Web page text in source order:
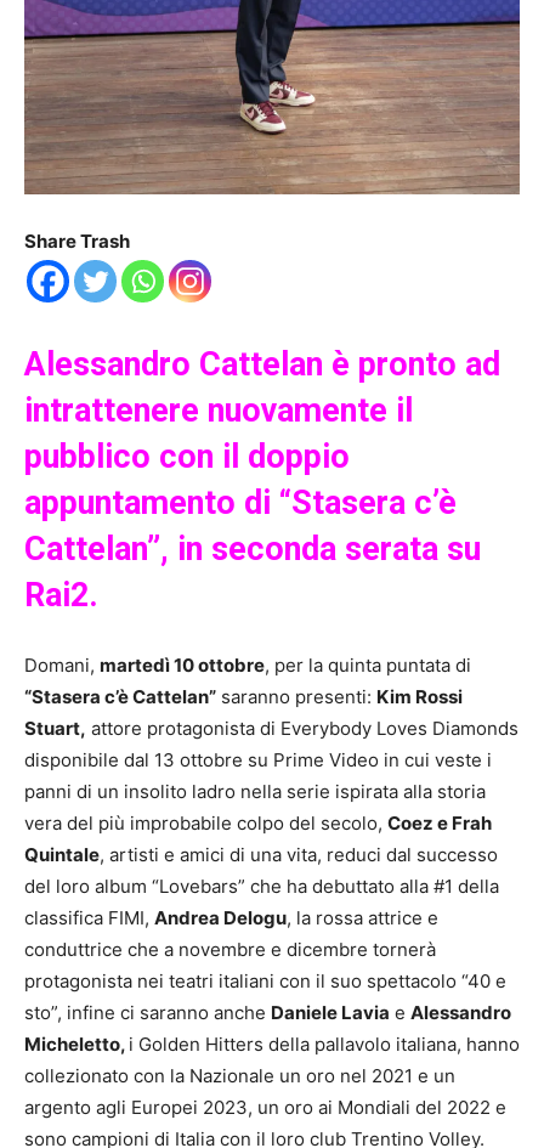
Share Trash
Alessandro Cattelan è pronto ad
intrattenere nuovamente il
pubblico con il doppio
appuntamento di “Stasera c’è
Cattelan”, in seconda serata su
Rai2.
Domani, martedì 10 ottobre, per la quinta puntata di
“Stasera c’è Cattelan” saranno presenti: Kim Rossi
Stuart, attore protagonista di Everybody Loves Diamonds
disponibile dal 13 ottobre su Prime Video in cui veste i
panni di un insolito ladro nella serie ispirata alla storia
vera del più improbabile colpo del secolo, Coez e Frah
Quintale, artisti e amici di una vita, reduci dal successo
del loro album “Lovebars” che ha debuttato alla #1 della
classifica FIMI, Andrea Delogu, la rossa attrice e
conduttrice che a novembre e dicembre tornerà
protagonista nei teatri italiani con il suo spettacolo “40 e
sto”, infine ci saranno anche Daniele Lavia e Alessandro
Micheletto, i Golden Hitters della pallavolo italiana, hanno
collezionato con la Nazionale un oro nel 2021 e un
argento agli Europei 2023, un oro ai Mondiali del 2022 e
sono campioni di Italia con il loro club Trentino Volley.